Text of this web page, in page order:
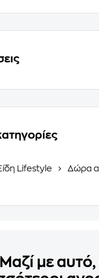
Lifestyle
Δώρα
Μαζί με αυτό,